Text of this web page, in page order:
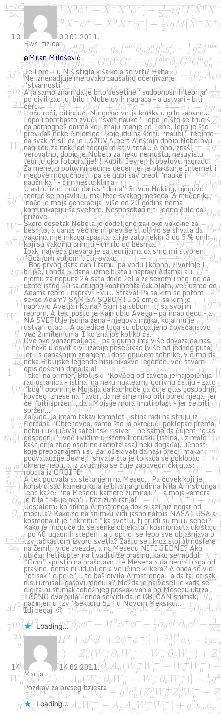
03.01.2011.
Bivsi fizicar
@Milan Milošević
Je l bre, i u Niš stigla kiša koja se vrti? Haha…
Ne iznenadjuje me ovako paušalno ocenjivanje
“stvarnosti”.
A ja samo znam da je bilo desetine “sudbonosnih teorija”
po civilizaciju, bilo i Nobelovih nagrada – a ustvari – bili
ćorci.
Hoću reći, citirajući Njegoša: velja kruška u grlo zapane…
Lepo i bombasto zvuči “svet nauke”, lepo je što se trudiš
da pomogneš onima koji znaju manje od Tebe, lepo je što
previđaš neke činjenice – koje idu na štetu “nauci”, recimo
da svak misli da je LAŽOV Albert Ajnštajn dobio Nobelovu
nagradu za neku od teorija relativiteta… A ono, znaš
verovatno, dobio je Nobela za neku nemuštu, nesuvislu
teoriju oko fotografije!!! Kupili Jevreji Nobelovu nagradu!
Za mene, u polovini sedme decenije, je olakšanje Internet i
njegove mogućnosti, pa se gubi sav oreol “nauke i
naučnika” – čim nešto klima.
U astrofizici i dan danas “drma” Stiven Hoking, njegove
teorije se pojavljuju maltene svakog meseca. A mučenik,
inače je moja generacija, više od 20 godina nema
komunikaciju sa svetom. Nesposoban niti jedno čulo da
prizove…
Skoro desetak Nobela je dodeljeno za i oko vakcine za
besnilo, a danas već ne ni previše stidljivo se shvata da
vakcina nije nikoga spasila, ali je zato nekih 3 do 5 % onih
koji su vakcinu primili – umrlo od besnila.
Ipak, najveća prevara je sa teorijama da smo mi stvoreni
“Božijom voljom”. Ili, ovako:
– Bog prvog dana dan i tamu, pa vodu i kopno, životinje i
biljke, i onda 5. dana uzme blata i napravi Adama, ali –
njemu za nepuna 24 sata dođe želja za sexom i bog, ne da
uzme istog, ili sa drugog kontinenta čak blato, već uzme od
Adama rebro i napravi Evu… Strava! Pa sa kim se potom
sexao Adam? SAM SA SOBOM! Još crnje: sa kim je
napravio Avelja i Kaina? Sam sa sobom, tj sa svojim
rebrom. A tek, pošto je Kain ubio Avelja – pa imao decu – a
NA SVETU je jedina žena – njegova majka, koja mu je
ustvari otac… A osledice toga su obogaljeno čovečanstvo
već 2 mileniuma. I ko zna još koliko će.
Ovo oko vanzemaljaca – pa sigurno ima više dokaza da nas
je neko u osvit civilizacije posećivao (više od jednog puta),
jer – s današnjim znanjem i dostignućem tehnike, vidimo da
neke Biblijske legende nisu nikakve legende, već stvarni
opis dešenih događaja!
Tako, na primer, Biblijski “Kovčeg od zaveta je najobičnija
radiostanica – istina, na neku nuklearnu gorivnu ćeliju – zato
“bog” opominje Mojsija da kad hoće da čuje glas gospodnji,
kovčeg iznese na Tavor, da ne sme niko biti pored njega, jer
će “biti spržen”, da i Mojsije mora imati plašt – jer će biti
spržen…
Začudo, ja imam takav komplet, istina radi na struju iz
Đerdapa i Obrenovca, samo što ja okrećući poklopac prema
nebu i uključivši satelitski risiver – ne samo da čujem “glas
gospodnji”, već i vidim u istom trenutku (istina, uz malo
kašnjenja zbog osobine radiotalasa) neki događaj, ličnosti
koje prepoznajem i sl. Zar očekivati da naši preci, makar i
podvaladžije Jevreji, shvate šta je to kada se poklopac
okrene nebu, a iz zvučnika se čuje zapovednički glas:
robota iz ORBITE!
A tek podvala sa sletanjem na Mesec… Pa čovek koji je
konstruisao kameru koja je bila na grudima Nila Armstronga
lepo kaže: “na Mesecu kamere zumiraju” – a moja kamera
je bila “riblje oko” – bez zumiranja!
Uostalom: ko snima Armstronga dok silazi niz nogar od
modula? Kako se na snimku vidi jasno natpis NASA i USA a
kosmonaut je “okrenut” ka svetlu, tj grudi su mu u senci?
Kako je moguće da se senke objekata i kosmonauta ukrštaju
i po 40 ugaonih stepeni, a u optici se lepo sve objašnjava o
tzv tačkastom izvoru svetla? Zašto se i kroz sloj atmosfere
na Zemlji vide zvezde, a na Mesecu NITI JEDNE? Ako
običan helikopter na livadi diže prašinu, kako se modul
“Orao” spustio na prašnjavo tle Meseca a da nema traga od
prašine, nema ni udubljenja veličine klikera? A onda se vidi
“otisak” cipele”, i to baš civila Armstronga – a da taj otisak
nisu urnisali gasovi modula? Možda je najveselije kada se
digitalni snimak tobožnjeg poskakivanja po Mesecu ubrza
TAČNO dva puta – onda se vidi da je OBIČAN snimak,
načinjen u tzv “Sektoru 51” u Novom Meksiku…
Idi begaj. 😉
Loading...
14.02.2011.
Marija
Pozdrav za bivseg fizicara
Loading...